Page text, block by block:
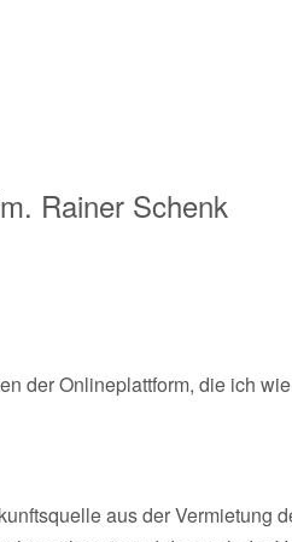
Rainer Schenk
der Onlineplattform, die ich
aus der Vermietung